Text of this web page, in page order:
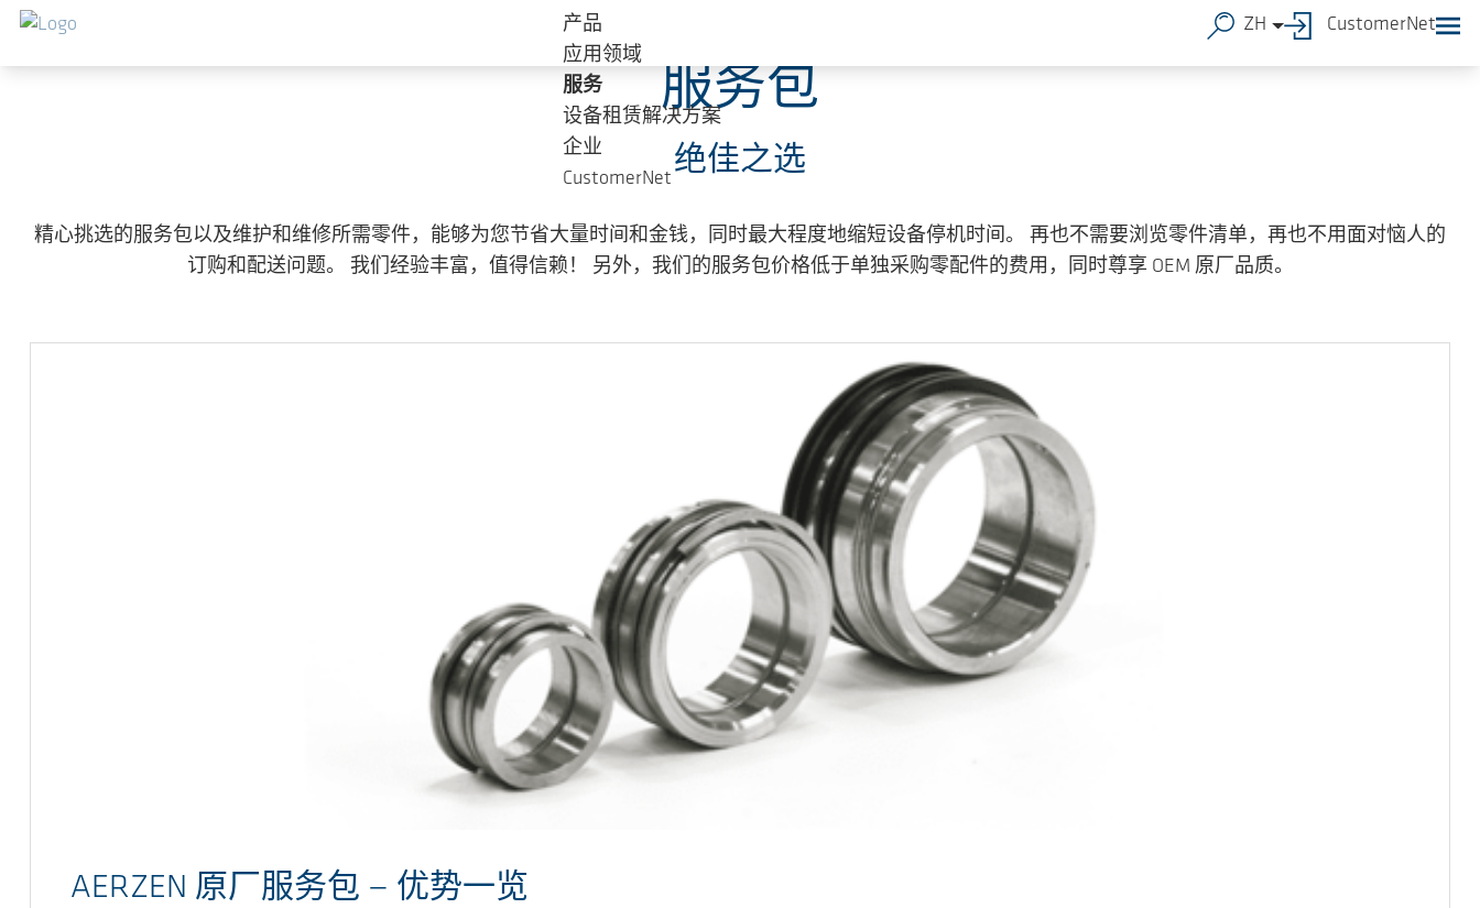
跳转到主要内容
产品
应用领域
服务
设备租赁解决方案
企业
CustomerNet
ZH CustomerNet
服务包
绝佳之选
精心挑选的服务包以及维护和维修所需零件，能够为您节省大量时间和金钱，同时最大程度地缩短设备停机时间。 再也不需要浏览零件清单，再也不用面对恼人的
订购和配送问题。 我们经验丰富，值得信赖！ 另外，我们的服务包价格低于单独采购零配件的费用，同时尊享 OEM 原厂品质。
AERZEN 原厂服务包 — 优势一览